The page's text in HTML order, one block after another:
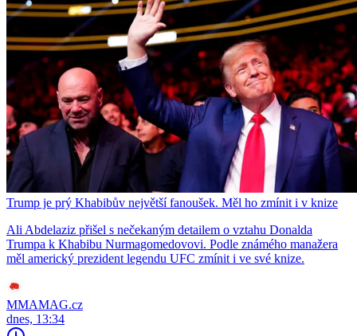
Trump je prý Khabibův největší fanoušek. Měl ho zmínit i v knize
Ali Abdelaziz přišel s nečekaným detailem o vztahu Donalda
Trumpa k Khabibu Nurmagomedovovi. Podle známého manažera
měl americký prezident legendu UFC zmínit i ve své knize.
MMAMAG.cz
dnes, 13:34